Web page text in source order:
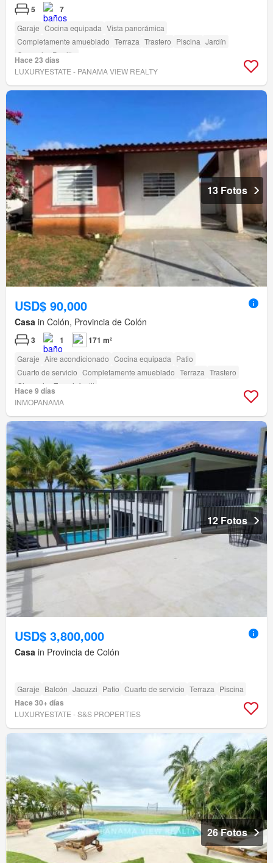
5 7
Garaje Cocina equipada Vista panorámica
Completamente amueblado Terraza Trastero Piscina Jardín
Conserje
Parrilla
Hace 23 días
LUXURYESTATE - PANAMA VIEW REALTY
13 Fotos
USD$ 90,000
Casa in Colón, Provincia de Colón
3 1 171 m²
Garaje Aire acondicionado Cocina equipada Patio
Cuarto de servicio Completamente amueblado Terraza Trastero
Gimnasio
Zona infantil
Hace 9 días
INMOPANAMA
12 Fotos
USD$ 3,800,000
Casa in Provincia de Colón
Garaje Balcón Jacuzzi Patio Cuarto de servicio Terraza Piscina
Hace 30+ días
LUXURYESTATE - S&S PROPERTIES
26 Fotos